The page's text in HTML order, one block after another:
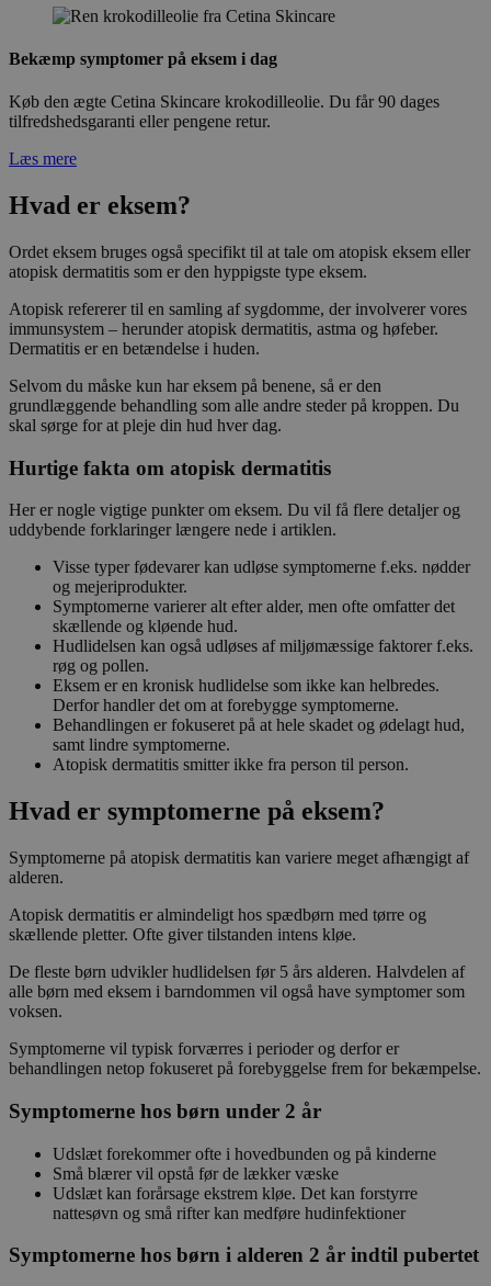
Bekæmp symptomer på eksem i dag
Køb den ægte Cetina Skincare krokodilleolie. Du får 90 dages
tilfredshedsgaranti eller pengene retur.
Læs mere
Hvad er eksem?
Ordet eksem bruges også specifikt til at tale om atopisk eksem eller
atopisk dermatitis som er den hyppigste type eksem.
Atopisk refererer til en samling af sygdomme, der involverer vores
immunsystem – herunder atopisk dermatitis, astma og høfeber.
Dermatitis er en betændelse i huden.
Selvom du måske kun har eksem på benene, så er den
grundlæggende behandling som alle andre steder på kroppen. Du
skal sørge for at pleje din hud hver dag.
Hurtige fakta om atopisk dermatitis
Her er nogle vigtige punkter om eksem. Du vil få flere detaljer og
uddybende forklaringer længere nede i artiklen.
Visse typer fødevarer kan udløse symptomerne f.eks. nødder
og mejeriprodukter.
Symptomerne varierer alt efter alder, men ofte omfatter det
skællende og kløende hud.
Hudlidelsen kan også udløses af miljømæssige faktorer f.eks.
røg og pollen.
Eksem er en kronisk hudlidelse som ikke kan helbredes.
Derfor handler det om at forebygge symptomerne.
Behandlingen er fokuseret på at hele skadet og ødelagt hud,
samt lindre symptomerne.
Atopisk dermatitis smitter ikke fra person til person.
Hvad er symptomerne på eksem?
Symptomerne på atopisk dermatitis kan variere meget afhængigt af
alderen.
Atopisk dermatitis er almindeligt hos spædbørn med tørre og
skællende pletter. Ofte giver tilstanden intens kløe.
De fleste børn udvikler hudlidelsen før 5 års alderen. Halvdelen af
alle børn med eksem i barndommen vil også have symptomer som
voksen.
Symptomerne vil typisk forværres i perioder og derfor er
behandlingen netop fokuseret på forebyggelse frem for bekæmpelse.
Symptomerne hos børn under 2 år
Udslæt forekommer ofte i hovedbunden og på kinderne
Små blærer vil opstå før de lækker væske
Udslæt kan forårsage ekstrem kløe. Det kan forstyrre
nattesøvn og små rifter kan medføre hudinfektioner
Symptomerne hos børn i alderen 2 år indtil pubertet